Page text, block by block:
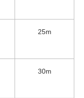
25m
30m